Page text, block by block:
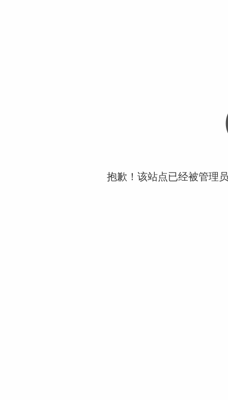
抱歉！该站点已经被管理